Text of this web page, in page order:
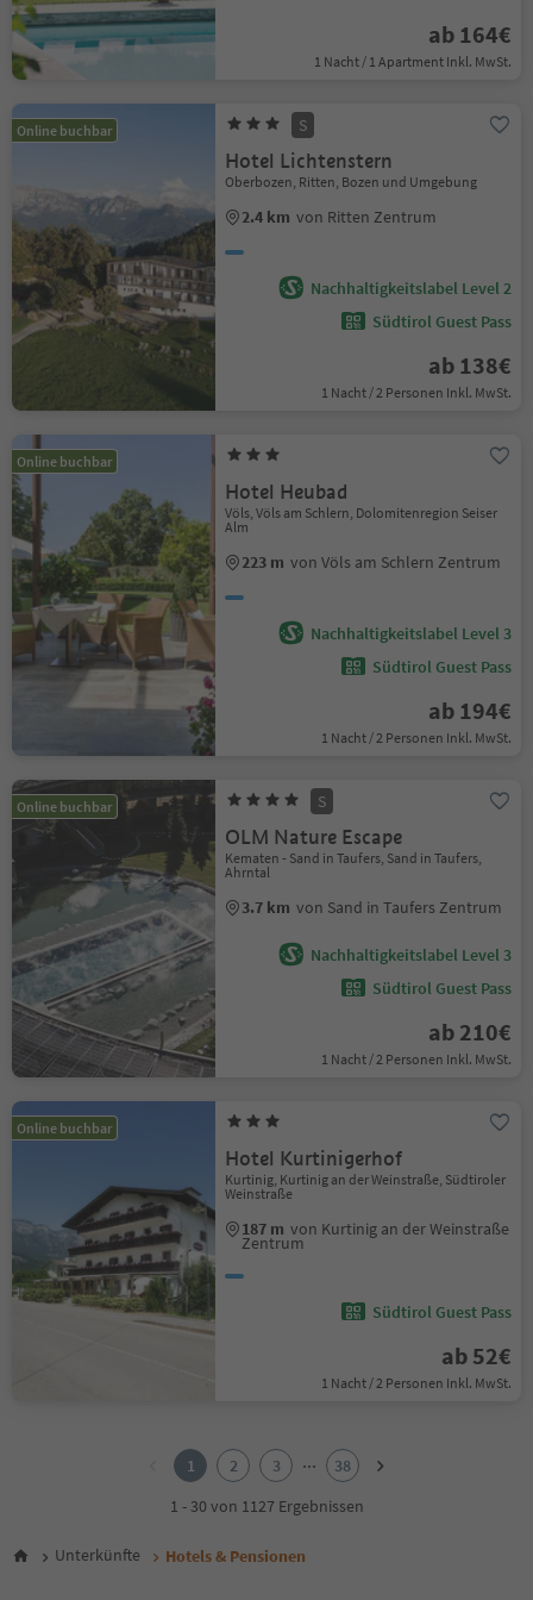
ab 164€
1 Nacht / 1 Apartment Inkl. MwSt.
Online buchbar S
Hotel Lichtenstern
Oberbozen, Ritten, Bozen und Umgebung
2.4 km von Ritten Zentrum
Nachhaltigkeitslabel Level 2
Südtirol Guest Pass
ab 138€
1 Nacht / 2 Personen Inkl. MwSt.
Online buchbar
Hotel Heubad
Völs, Völs am Schlern, Dolomitenregion Seiser
Alm
223 m von Völs am Schlern Zentrum
Nachhaltigkeitslabel Level 3
Südtirol Guest Pass
ab 194€
1 Nacht / 2 Personen Inkl. MwSt.
Online buchbar S
OLM Nature Escape
Kematen - Sand in Taufers, Sand in Taufers,
Ahrntal
3.7 km von Sand in Taufers Zentrum
Nachhaltigkeitslabel Level 3
Südtirol Guest Pass
ab 210€
1 Nacht / 2 Personen Inkl. MwSt.
Online buchbar
Hotel Kurtinigerhof
Kurtinig, Kurtinig an der Weinstraße, Südtiroler
Weinstraße
187 m von Kurtinig an der Weinstraße
Zentrum
Südtirol Guest Pass
ab 52€
1 Nacht / 2 Personen Inkl. MwSt.
6
1 2 3 ...
38
1 - 30 von 1127 Ergebnissen
Unterkünfte Hotels & Pensionen